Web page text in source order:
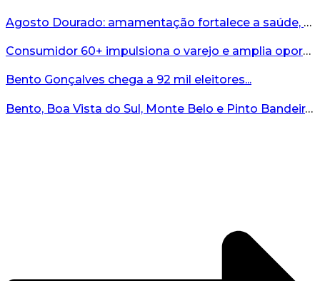
Agosto Dourado: amamentação fortalece a saúde, o desenvolvimento e os vínculos...
Consumidor 60+ impulsiona o varejo e amplia oportunidades para o comércio ...
Bento Gonçalves chega a 92 mil eleitores...
Bento, Boa Vista do Sul, Monte Belo e Pinto Bandeira registram quatro casos de abigeato este ano...